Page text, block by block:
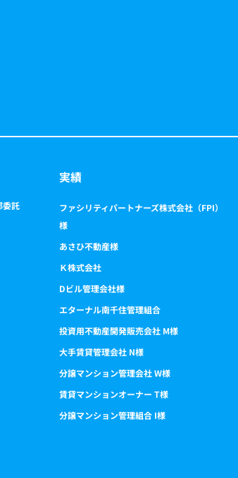
委託
実績
ファシリティパートナーズ株式会社（FPI）
様
あさひ不動産様
Ｋ株式会社
Dビル管理会社様
エターナル南千住管理組合
投資用不動産開発販売会社 M様
大手賃貸管理会社 N様
分譲マンション管理会社 W様
賃貸マンションオーナー T様
分譲マンション管理組合 I様